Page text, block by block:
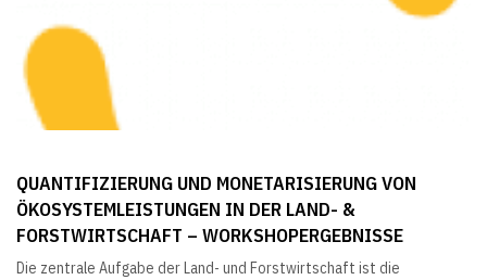
QUANTIFIZIERUNG UND MONETARISIERUNG VON
ÖKOSYSTEMLEISTUNGEN IN DER LAND- &
FORSTWIRTSCHAFT – WORKSHOPERGEBNISSE
Die zentrale Aufgabe der Land- und Forstwirtschaft ist die